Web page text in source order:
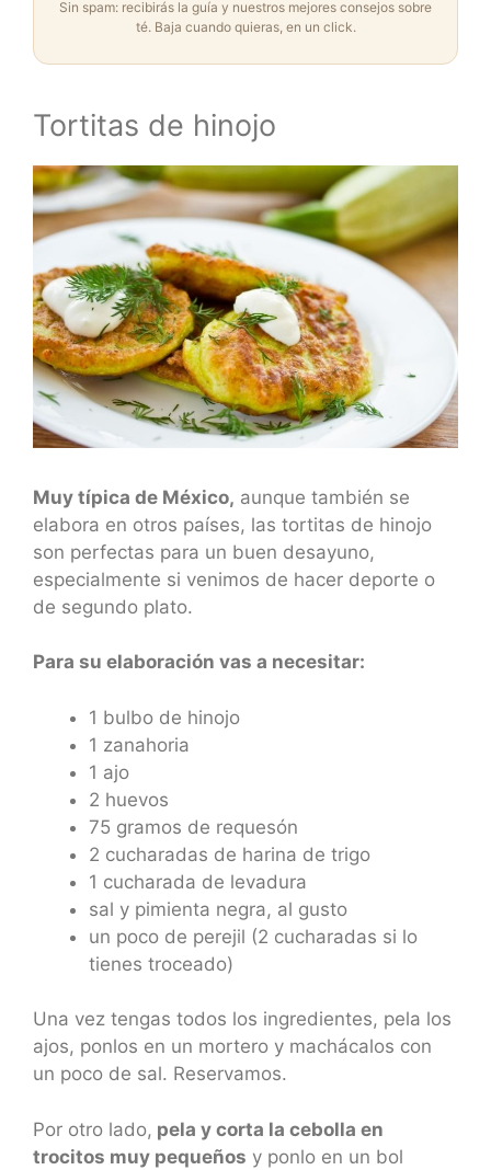
Sin spam: recibirás la guía y nuestros mejores consejos sobre
té. Baja cuando quieras, en un click.
Tortitas de hinojo
Muy típica de México, aunque también se
elabora en otros países, las tortitas de hinojo
son perfectas para un buen desayuno,
especialmente si venimos de hacer deporte o
de segundo plato.
Para su elaboración vas a necesitar:
1 bulbo de hinojo
1 zanahoria
1 ajo
2 huevos
75 gramos de requesón
2 cucharadas de harina de trigo
1 cucharada de levadura
sal y pimienta negra, al gusto
un poco de perejil (2 cucharadas si lo
tienes troceado)
Una vez tengas todos los ingredientes, pela los
ajos, ponlos en un mortero y machácalos con
un poco de sal. Reservamos.
Por otro lado, pela y corta la cebolla en
trocitos muy pequeños y ponlo en un bol